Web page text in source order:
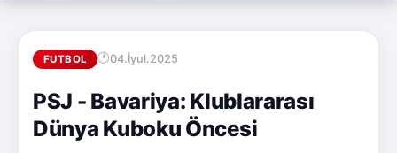
FUTBOL 04.İyul.2025
PSJ - Bavariya: Klublararası
Dünya Kuboku Öncesi